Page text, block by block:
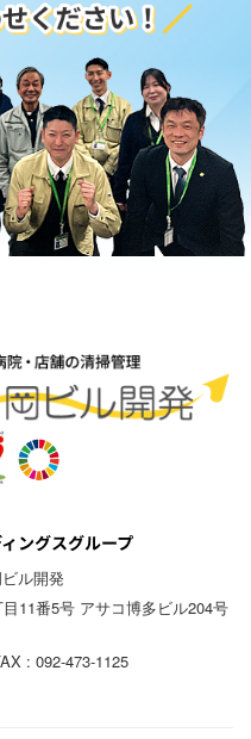
ル開発
11番5号 アサコ博多ビル204号
: 092-473-1125